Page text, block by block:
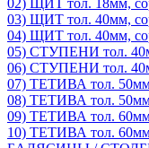
02) ЩИТ тол. 18мм,
03) ЩИТ тол. 40мм,
04) ЩИТ тол. 40мм,
05) СТУПЕНИ тол.
06) СТУПЕНИ тол.
07) ТЕТИВА тол.
08) ТЕТИВА тол.
09) ТЕТИВА тол.
10) ТЕТИВА тол.